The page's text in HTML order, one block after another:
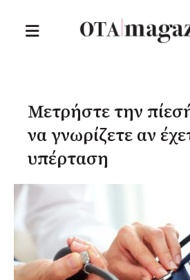
Μετρήστε την
να γνωρίζετε αν
υπέρταση